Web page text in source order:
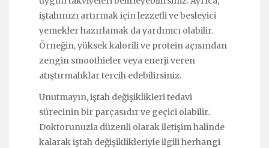
iştahınızı artırmak için lezzetli ve besleyici
yemekler hazırlamak da yardımcı olabilir.
Örneğin, yüksek kalorili ve protein açısından
zengin smoothieler veya enerji veren
atıştırmalıklar tercih edebilirsiniz.
Unutmayın, iştah değişiklikleri tedavi
sürecinin bir parçasıdır ve geçici olabilir.
Doktorunuzla düzenli olarak iletişim halinde
kalarak iştah değişiklikleriyle ilgili herhangi